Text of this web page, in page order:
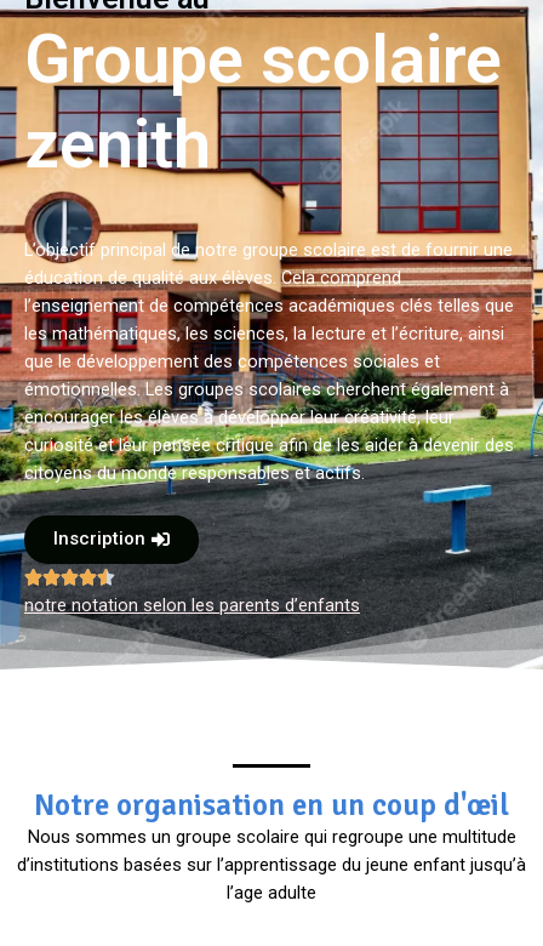
Groupe scolaire
zenith
L’objectif principal de notre groupe scolaire est de fournir une
éducation de qualité aux élèves. Cela comprend
l’enseignement de compétences académiques clés telles que
les mathématiques, les sciences, la lecture et l’écriture, ainsi
que le développement des compétences sociales et
émotionnelles. Les groupes scolaires cherchent également à
encourager les élèves à développer leur créativité, leur
curiosité et leur pensée critique afin de les aider à devenir des
citoyens du monde responsables et actifs.
Inscription

notre notation selon les parents d’enfants
Notre organisation en un coup d'œil
Nous sommes un groupe scolaire qui regroupe une multitude
d’institutions basées sur l’apprentissage du jeune enfant jusqu’à
l’age adulte